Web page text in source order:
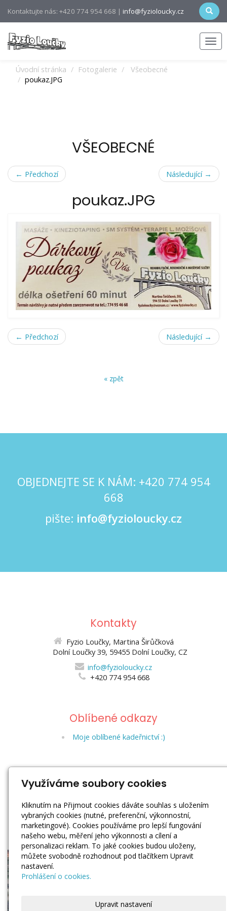
Kontaktujte nás: +420 774 954 668 | info@fyzioloucky.cz
Úvodní stránka Fotogalerie
Všeobecné
poukaz.JPG
VŠEOBECNÉ
← Předchozí Následující →
poukaz.JPG
← Předchozí Následující →
« zpět
OBJEDNEJTE SE K NÁM: +420 774 954
668
pište: info@fyzioloucky.cz
Kontakty
Fyzio Loučky, Martina Širůčková
Dolní Loučky 39, 59455 Dolní Loučky, CZ
info@fyzioloucky.cz
+420 774 954 668
Oblíbené odkazy
Moje oblíbené kadeřnictví :)
Využíváme soubory cookies
Kliknutím na Přijmout cookies dáváte souhlas s uložením
vybraných cookies (nutné, preferenční, výkonnostní,
marketingové). Cookies používáme pro lepší fungování
našeho webu, měření jeho výkonnosti a cílení a
personalizaci reklam. To jaké cookies budou uloženy,
můžete svobodně rozhodnout pod tlačítkem Upravit
nastavení.
Prohlášení o cookies.
Upravit nastavení